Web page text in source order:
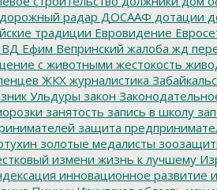
дорожный радар ДОСААФ дотации
традиции Евровидение
Ефим Вепринский жалоба жд
с животными жестокость
ЖКХ журналистика
Ульдуры закон
занятость запись в школу
защита
золотые медалисты
измени жизнь к лучшему
инновационное развитие